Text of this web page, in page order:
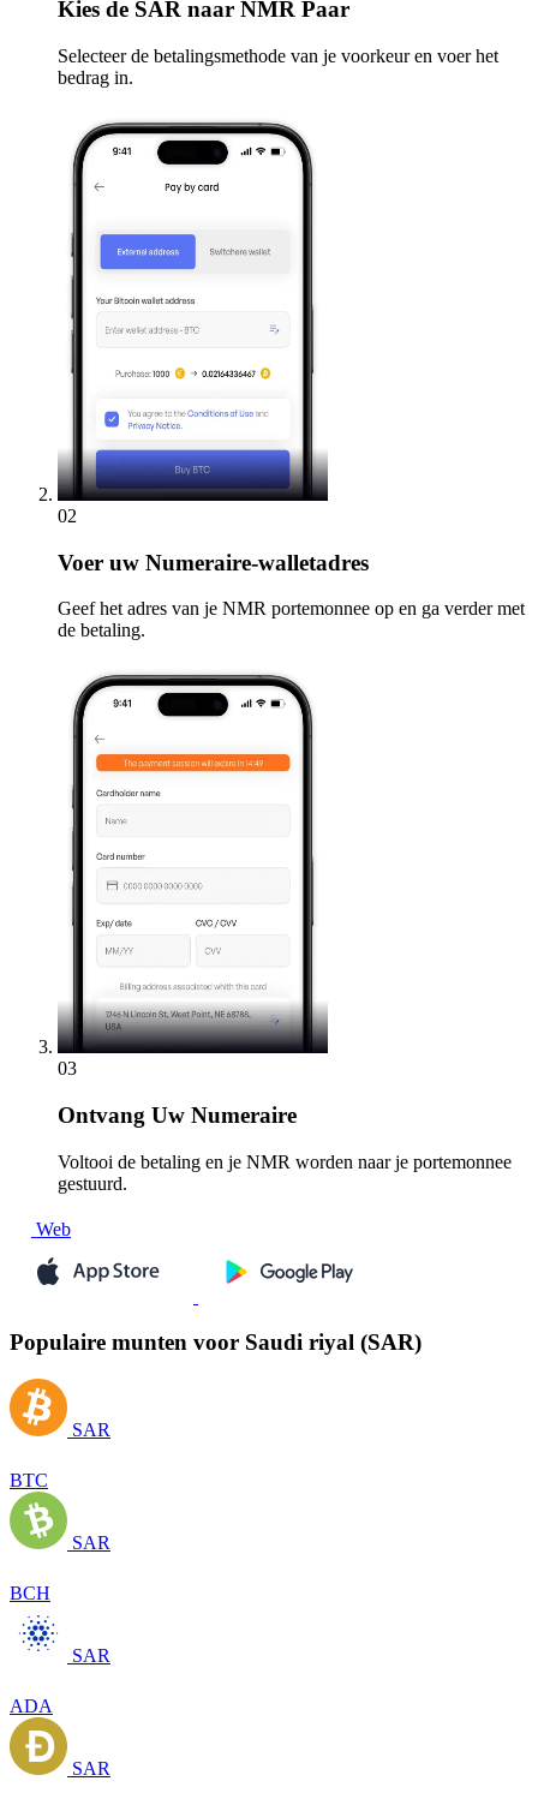
Kies de SAR naar NMR Paar
Selecteer de betalingsmethode van je voorkeur en voer het
bedrag in.
02
Voer uw Numeraire-walletadres
Geef het adres van je NMR portemonnee op en ga verder met
de betaling.
03
Ontvang Uw Numeraire
Voltooi de betaling en je NMR worden naar je portemonnee
gestuurd.
Web
Populaire munten voor Saudi riyal (SAR)
SAR
BTC
SAR
BCH
SAR
ADA
SAR